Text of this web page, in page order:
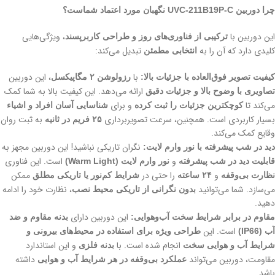
چرا دوربین UVC-211B19P-C نگهبان مورد اعتماد شماست؟
این دوربین با ترکیبی از فناوری‌های روز و طراحی کاربرپسند، ویژگی‌هایی
کلیدی دارد که آن را به انتخابی مطمئن تبدیل می‌کند:
کیفیت تصویر فوق‌العاده با جزئیات بالا: با رزولوشن ۲ مگاپیکسل ، این دوربین
تصاویری با وضوح بالا و جزئیات دقیق ارائه می‌دهد. این کیفیت بالا به شما کمک
می‌کند تاکوچکترین جزئیات را ثبت کرده و برای شناسایی آسان افراد و اشیاء
بسیار کاربردی است. همچنین، سرعت تصویربرداری ۲۵ فریم در ثانیه
به ثبت روان
وقایع کمک می‌کند.
دید در شب پیشرفته با نور وارم لایت: نگران تاریکی نباشید! این دوربین مجهز به
قابلیت دید در شب پیشرفته و نور وارم لایت (Warm Light) است. این فناوری
نظارت بی‌وقفه و ۲۴ ساعته را حتی در شرایط کم‌نور یا تاریکی مطلق ممکن
می‌سازد. شما می‌توانید بدون نگرانی از تاریکی محیط نصب، نظارت خود را ادامه
دهید.
مقاوم در برابر شرایط سخت آب‌وهوایی: این دوربین دارای بدنه مقاوم و ضد
آب (IP66)
است. این طراحی ویژه برای استفاده در محیط‌های بیرونی و
شرایط آب و هوایی سخت انجام شده است. با بدنه فلزی و این استاندارد
مقاومت، دوربین می‌تواند عملکرد بی‌وقفه در هر شرایط آب و هوایی داشته